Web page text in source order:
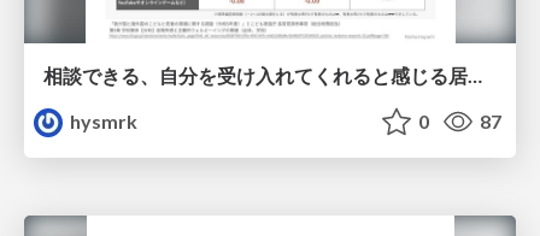
相談できる、自分を受け入れてくれると感じる居場所と幸福感の相関関係
hysmrk
0 87